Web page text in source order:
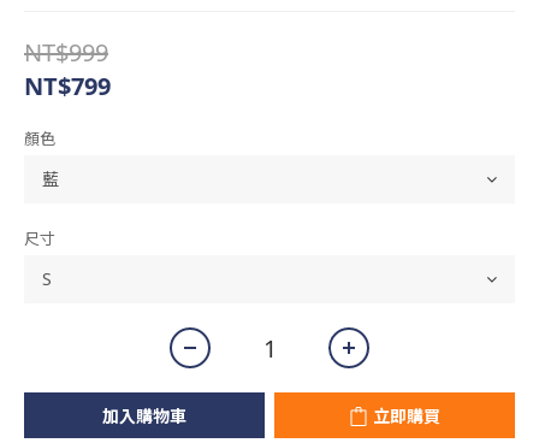
NT$999
NT$799
顏色
尺寸
加入購物車 立即購買